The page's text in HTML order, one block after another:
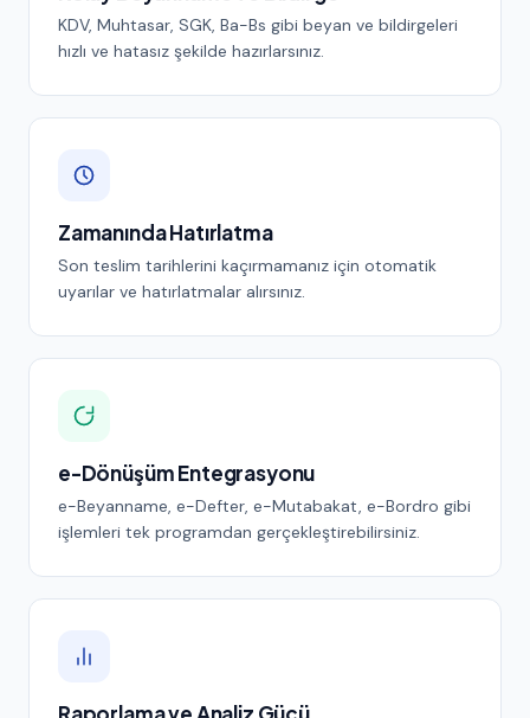
KDV, Muhtasar, SGK, Ba-Bs gibi beyan ve bildirgeleri
hızlı ve hatasız şekilde hazırlarsınız.
Zamanında Hatırlatma
Son teslim tarihlerini kaçırmamanız için otomatik
uyarılar ve hatırlatmalar alırsınız.
e-Dönüşüm Entegrasyonu
e-Beyanname, e-Defter, e-Mutabakat, e-Bordro gibi
işlemleri tek programdan gerçekleştirebilirsiniz.